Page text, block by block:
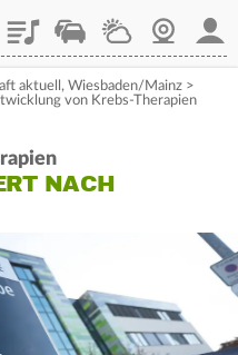
PlaylistStaupilotWetterWebcam
aktuell , Wiesbaden/Mainz >
von Krebs-Therapien
NACH